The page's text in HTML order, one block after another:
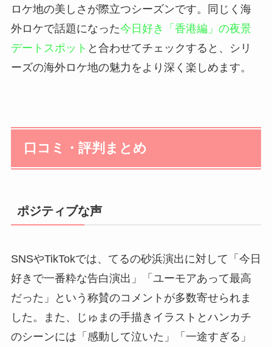
ロケ地の美しさが際立つシーズンです。同じく海
外ロケで話題になった今日好き「香港編」の夜景
デートスポット と合わせてチェックすると、シリ
ーズの海外ロケ地の魅力をより深く楽しめます。
口コミ・評判まとめ
ポジティブな声
SNSやTikTokでは、てるの砂浜演出に対して「今日
好きで一番粋な告白演出」「ユーモアあって最高
だった」という称賛のコメントが多数寄せられま
した。また、じゅまの手描きイラストとハンカチ
のシーンには「感動して泣いた」「一途すぎる」